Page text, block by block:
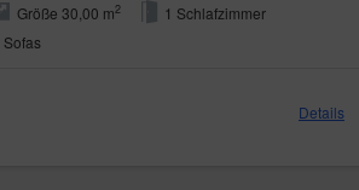
Größe 30,00 m2
1 Schlafzimmer
Details